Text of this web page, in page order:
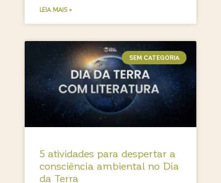
LEIA MAIS »
SEM CATEGORIA
5 atividades para despertar a
consciência ambiental no Dia
da Terra